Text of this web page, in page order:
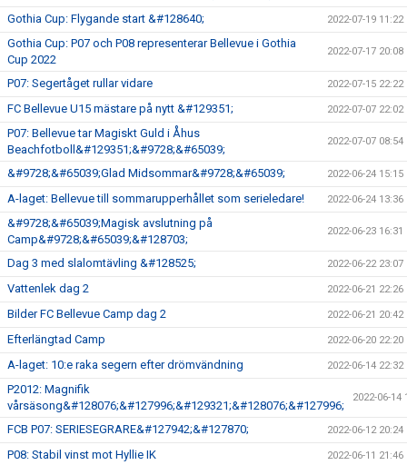
Gothia Cup: Flygande start &#128640;
2022-07-19 11:22
Gothia Cup: P07 och P08 representerar Bellevue i Gothia
Cup 2022
2022-07-17 20:08
P07: Segertåget rullar vidare 2022-07-15 22:22
FC Bellevue U15 mästare på nytt &#129351; 2022-07-07 22:02
P07: Bellevue tar Magiskt Guld i Åhus
Beachfotboll&#129351;&#9728;&#65039;
2022-07-07 08:54
&#9728;&#65039;Glad Midsommar&#9728;&#65039; 2022-06-24 15:15
A-laget: Bellevue till sommarupperhållet som serieledare! 2022-06-24 13:36
&#9728;&#65039;Magisk avslutning på
Camp&#9728;&#65039;&#128703;
2022-06-23 16:31
Dag 3 med slalomtävling &#128525; 2022-06-22 23:07
Vattenlek dag 2 2022-06-21 22:26
Bilder FC Bellevue Camp dag 2 2022-06-21 20:42
Efterlängtad Camp 2022-06-20 22:20
A-laget: 10:e raka segern efter drömvändning 2022-06-14 22:32
P2012: Magnifik
vårsäsong&#128076;&#127996;&#129321;&#128076;&#127996;
2022-06-14
FCB P07: SERIESEGRARE&#127942;&#127870; 2022-06-12 20:24
P08: Stabil vinst mot Hyllie IK 2022-06-11 21:46